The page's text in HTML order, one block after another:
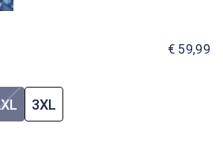
€ 59,99
momenteel niet beschikbaar.)
(Deze optie is momenteel niet
3XL